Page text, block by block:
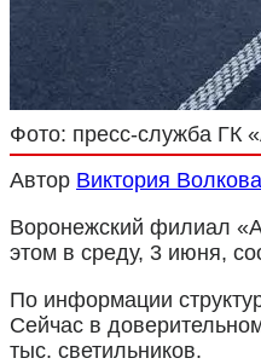
Фото: пресс-служба ГК
Автор Виктория Волкова
Воронежский филиал
этом в среду, 3 июня,
По информации
Сейчас в
тыс. светильников.